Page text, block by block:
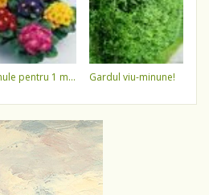
pentru 1 martie 3,5 lei / ghiveci !!!! gardul viu-minune!